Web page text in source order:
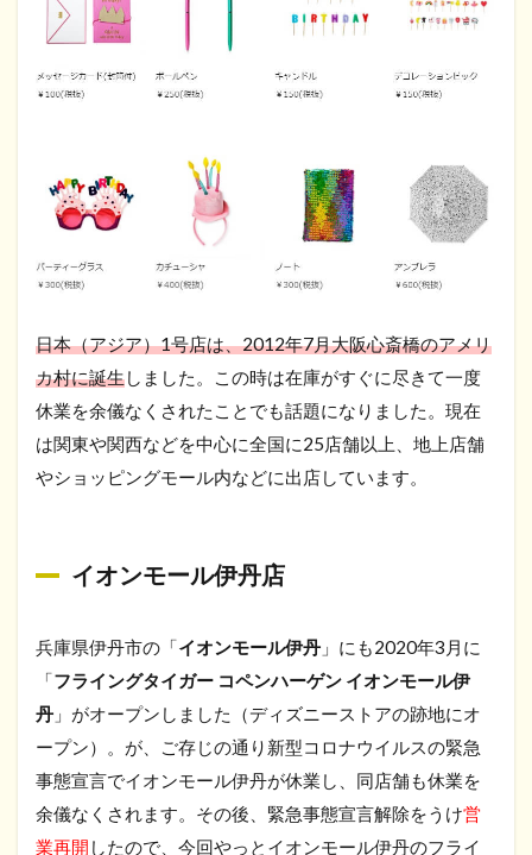
日本（アジア）1号店は、2012年7月大阪心斎橋のアメリ
カ村に誕生しました。この時は在庫がすぐに尽きて一度
休業を余儀なくされたことでも話題になりました。現在
は関東や関西などを中心に全国に25店舗以上、地上店舗
やショッピングモール内などに出店しています。
イオンモール伊丹店
兵庫県伊丹市の「イオンモール伊丹 」にも2020年3月に
「フライングタイガー コペンハーゲン イオンモール伊
丹 」がオープンしました（ディズニーストアの跡地にオ
ープン）。が、ご存じの通り新型コロナウイルスの緊急
事態宣言でイオンモール伊丹が休業し、同店舗も休業を
余儀なくされます。その後、緊急事態宣言解除をうけ営
業再開 したので、今回やっとイオンモール伊丹のフライ